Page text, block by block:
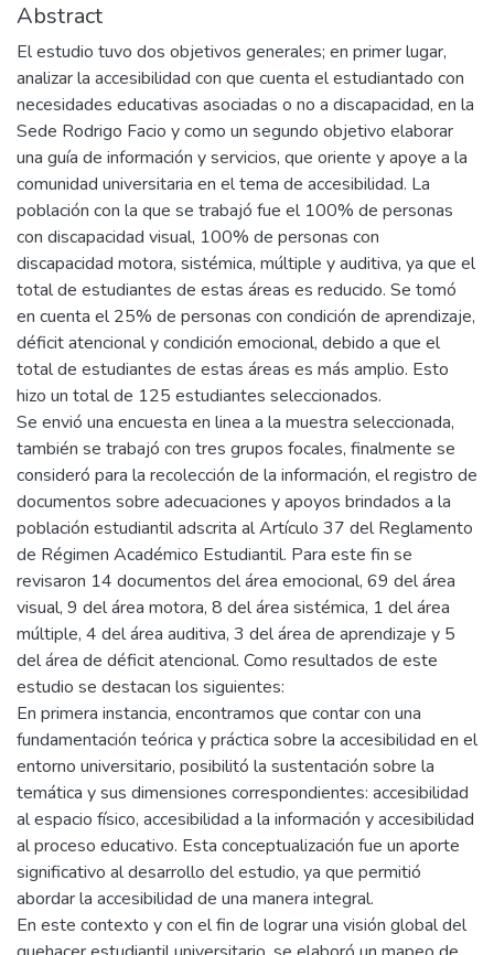
Abstract
El estudio tuvo dos objetivos generales; en primer lugar,
analizar la accesibilidad con que cuenta el estudiantado con
necesidades educativas asociadas o no a discapacidad, en la
Sede Rodrigo Facio y como un segundo objetivo elaborar
una guía de información y servicios, que oriente y apoye a la
comunidad universitaria en el tema de accesibilidad. La
población con la que se trabajó fue el 100% de personas
con discapacidad visual, 100% de personas con
discapacidad motora, sistémica, múltiple y auditiva, ya que el
total de estudiantes de estas áreas es reducido. Se tomó
en cuenta el 25% de personas con condición de aprendizaje,
déficit atencional y condición emocional, debido a que el
total de estudiantes de estas áreas es más amplio. Esto
hizo un total de 125 estudiantes seleccionados.
Se envió una encuesta en linea a la muestra seleccionada,
también se trabajó con tres grupos focales, finalmente se
consideró para la recolección de la información, el registro de
documentos sobre adecuaciones y apoyos brindados a la
población estudiantil adscrita al Artículo 37 del Reglamento
de Régimen Académico Estudiantil. Para este fin se
revisaron 14 documentos del área emocional, 69 del área
visual, 9 del área motora, 8 del área sistémica, 1 del área
múltiple, 4 del área auditiva, 3 del área de aprendizaje y 5
del área de déficit atencional. Como resultados de este
estudio se destacan los siguientes:
En primera instancia, encontramos que contar con una
fundamentación teórica y práctica sobre la accesibilidad en el
entorno universitario, posibilitó la sustentación sobre la
temática y sus dimensiones correspondientes: accesibilidad
al espacio físico, accesibilidad a la información y accesibilidad
al proceso educativo. Esta conceptualización fue un aporte
significativo al desarrollo del estudio, ya que permitió
abordar la accesibilidad de una manera integral.
En este contexto y con el fin de lograr una visión global del